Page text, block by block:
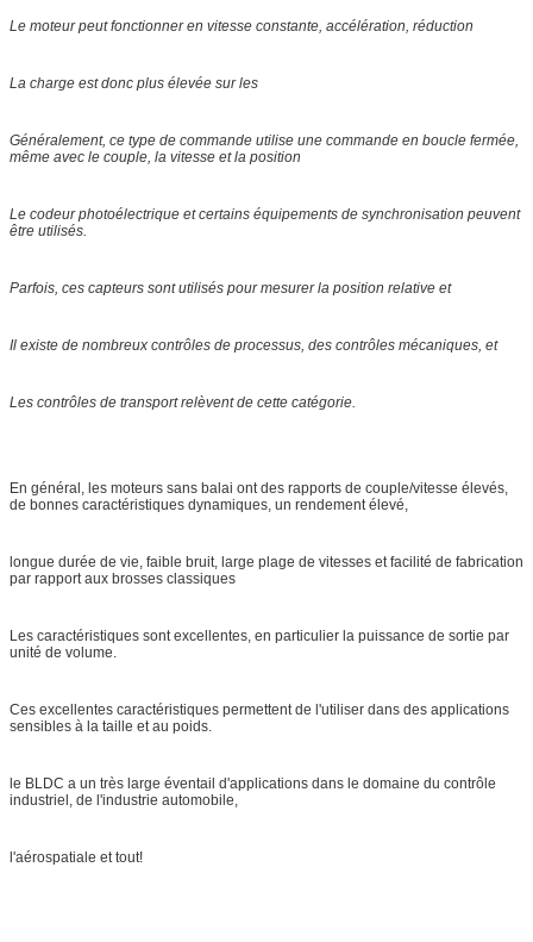
Le moteur peut fonctionner en vitesse constante, accélération, réduction
La charge est donc plus élevée sur les
Généralement, ce type de commande utilise une commande en boucle fermée,
même avec le couple, la vitesse et la position
Le codeur photoélectrique et certains équipements de synchronisation peuvent
être utilisés.
Parfois, ces capteurs sont utilisés pour mesurer la position relative et
Il existe de nombreux contrôles de processus, des contrôles mécaniques, et
Les contrôles de transport relèvent de cette catégorie.
En général, les moteurs sans balai ont des rapports de couple/vitesse élevés,
de bonnes caractéristiques dynamiques, un rendement élevé,
longue durée de vie, faible bruit, large plage de vitesses et facilité de fabrication
par rapport aux brosses classiques
Les caractéristiques sont excellentes, en particulier la puissance de sortie par
unité de volume.
Ces excellentes caractéristiques permettent de l'utiliser dans des applications
sensibles à la taille et au poids.
le BLDC a un très large éventail d'applications dans le domaine du contrôle
industriel, de l'industrie automobile,
l'aérospatiale et tout!